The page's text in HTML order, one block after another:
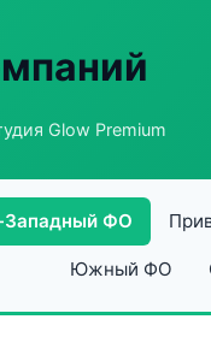
Glow Premium
Западный ФО
Южный ФО